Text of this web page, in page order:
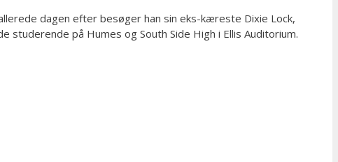
dagen efter besøger han sin eks-kæreste Dixie Lock,
på Humes og South Side High i Ellis Auditorium.